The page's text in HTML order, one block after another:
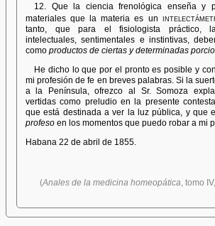
12. Que la ciencia frenológica enseña y
materiales que la materia es un
tanto, que para el fisiologista práctico,
intelectuales, sentimentales e instintivas,
como productos de ciertas y determinadas
He dicho lo que por el pronto es posible y
mi profesión de fe en breves palabras. Si la
a la Península, ofrezco al Sr. Somoza
vertidas como preludio en la presente
que está destinada a ver la luz pública, y que
profesoen los momentos que puedo robar a mi
Habana 22 de abril de 1855.
(Anales de la medicina homeopática , tomo